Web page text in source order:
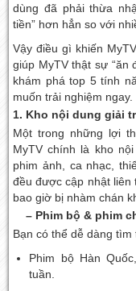
dùng đã phải thừa
tiền” hơn hẳn so với
Vậy điều gì khiến
giúp MyTV thật sự “ăn
khám phá top 5 tính
muốn trải nghiệm ngay.
1. Kho nội dung giải
Một trong những lợi
MyTV chính là kho
phim ảnh, ca nhạc,
đều được cập nhật liên
bao giờ bị nhàm chán
– Phim bộ & phim
Bạn có thể dễ dàng tìm
Phim bộ Hàn
tuần.